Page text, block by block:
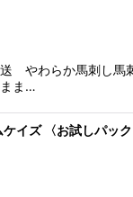
やわらか馬刺し馬
ま…
イズ 〈お試しパッ